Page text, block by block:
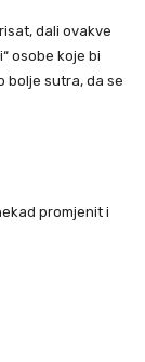
dali ovakve
osobe koje bi
bolje sutra, da se
promjenit i